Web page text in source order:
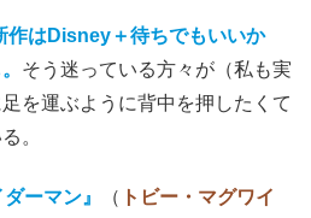
作はDisney＋待ちでもいいか
そう迷っている方々が（私も実
を運ぶように背中を押したくて
。
ダーマン』 （ トビー・マグワイ